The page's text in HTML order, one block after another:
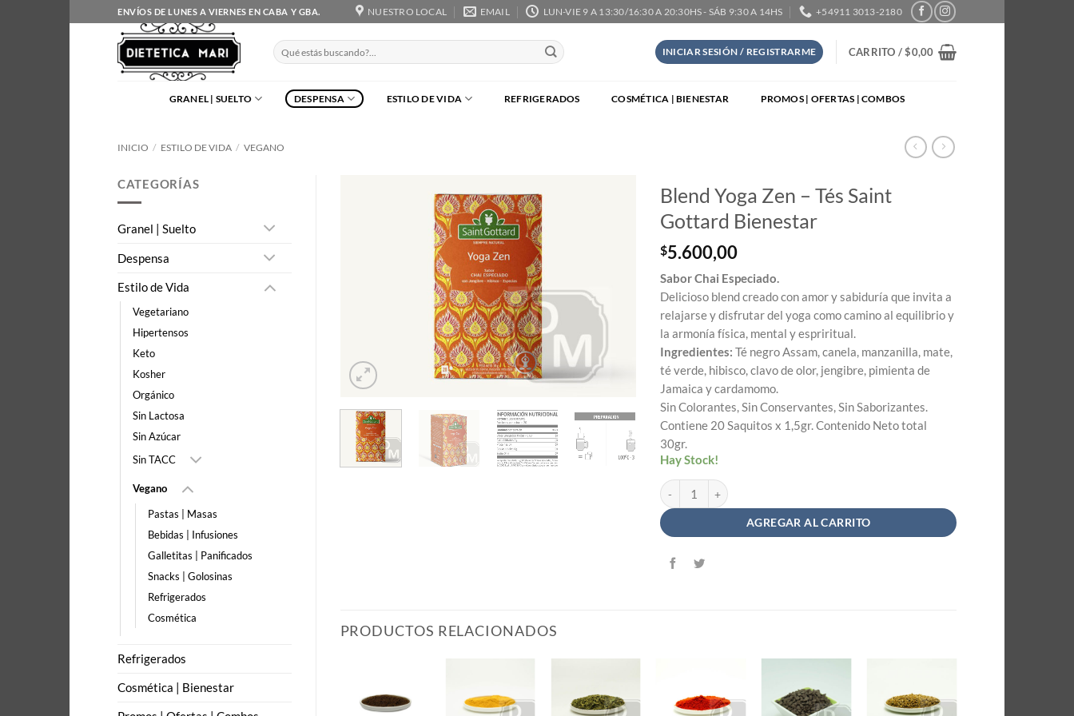
al
contenido
ENVÍOS DE LUNES A VIERNES EN CABA Y GBA. NUESTRO LOCAL EMAIL LUN-VIE 9 A 13:30/16:30 A 20:30HS - SÁB 9:30 A 14HS +54911 3013-2180
Buscar
por:
INICIAR SESIÓN / REGISTRARME CARRITO /$0,00
GRANEL | SUELTO DESPENSA ESTILO DE VIDA REFRIGERADOS COSMÉTICA | BIENESTAR PROMOS | OFERTAS | COMBOS
INICIO / ESTILO DE VIDA / VEGANO
CATEGORÍAS
Granel | Suelto
Despensa
Estilo de Vida
Vegetariano
Hipertensos
Keto
Kosher
Orgánico
Sin Lactosa
Sin Azúcar
Sin TACC
Vegano
Pastas | Masas
Bebidas | Infusiones
Galletitas | Panificados
Snacks | Golosinas
Refrigerados
Cosmética
Refrigerados
Cosmética | Bienestar
Blend Yoga Zen – Tés Saint
Gottard Bienestar
$5.600,00
Sabor Chai Especiado.
Delicioso blend creado con amor y sabiduría que invita a
relajarse y disfrutar del yoga como camino al equilibrio y
la armonía física, mental y espriritual.
Ingredientes: Té negro Assam, canela, manzanilla, mate,
té verde, hibisco, clavo de olor, jengibre, pimienta de
Jamaica y cardamomo.
Sin Colorantes, Sin Conservantes, Sin Saborizantes.
Contiene 20 Saquitos x 1,5gr. Contenido Neto total
30gr.
Hay Stock!
Blend Yoga Zen - Tés Saint Gottard Bienestar cantidad
AGREGAR AL CARRITO
PRODUCTOS RELACIONADOS